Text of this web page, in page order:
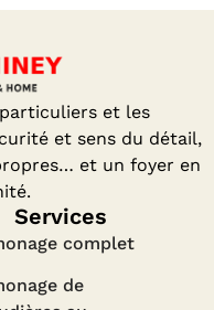
et les
et sens du détail,
et un foyer en
Services
complet
de